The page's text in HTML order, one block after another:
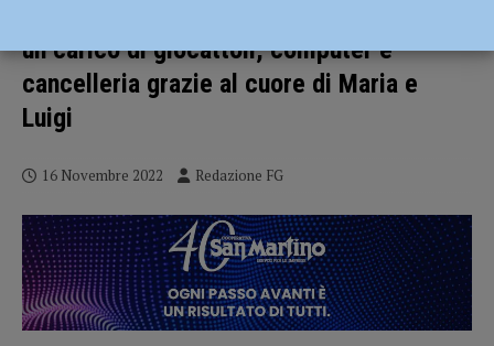
un carico di giocattoli, computer e
cancelleria grazie al cuore di Maria e
Luigi
16 Novembre 2022 Redazione FG